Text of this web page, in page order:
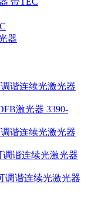
器
谐连续光激光器
激光器 3390-
谐连续光激光器
调谐连续光激光器
调谐连续光激光器